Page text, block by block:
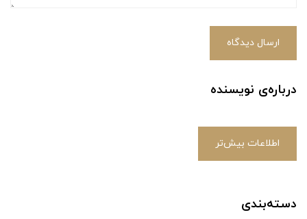
ارسال دیدگاه
درباره‌ی نویسنده
اطلاعات بیش‌تر
دسته‌بندی